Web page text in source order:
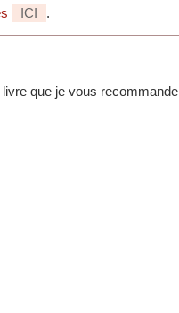
ICI .
que je vous recommande